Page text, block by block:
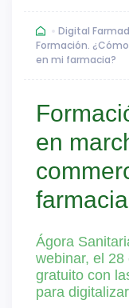
Digital
Formación.
en mi farmacia?
en
Ágora
webinar, el
gratuito con
para